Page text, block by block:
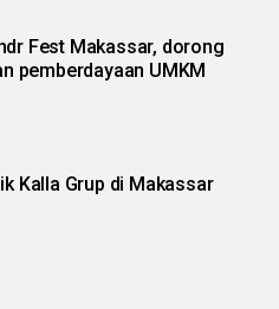
Fest Makassar, dorong
pemberdayaan UMKM
Kalla Grup di Makassar